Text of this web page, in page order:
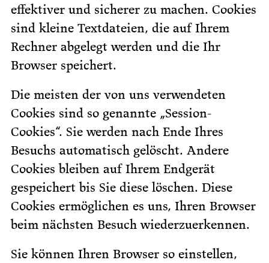
effektiver und sicherer zu machen. Cookies
sind kleine Textdateien, die auf Ihrem
Rechner abgelegt werden und die Ihr
Browser speichert.
Die meisten der von uns verwendeten
Cookies sind so genannte „Session-
Cookies“. Sie werden nach Ende Ihres
Besuchs automatisch gelöscht. Andere
Cookies bleiben auf Ihrem Endgerät
gespeichert bis Sie diese löschen. Diese
Cookies ermöglichen es uns, Ihren Browser
beim nächsten Besuch wiederzuerkennen.
Sie können Ihren Browser so einstellen,